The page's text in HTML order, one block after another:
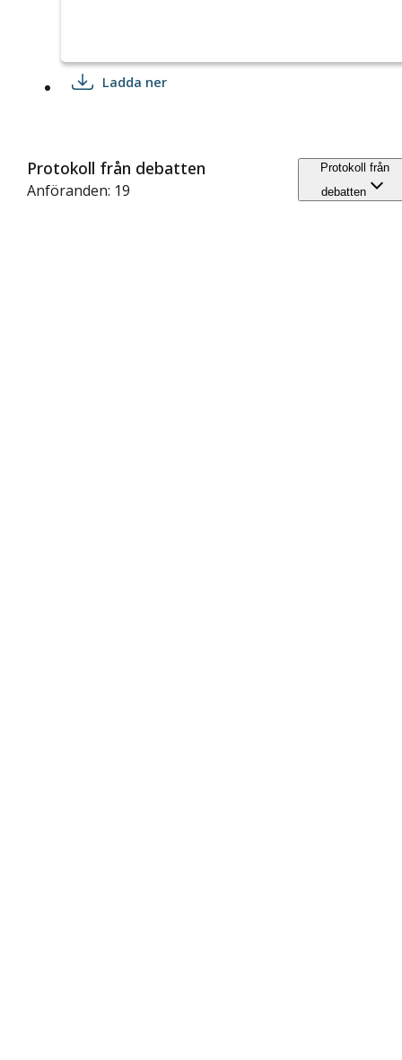
Ladda ner
Protokoll från debatten
Anföranden: 19
Protokoll från
debatten